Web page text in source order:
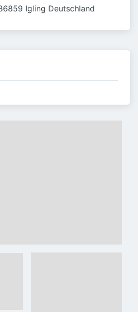
Igling Deutschland